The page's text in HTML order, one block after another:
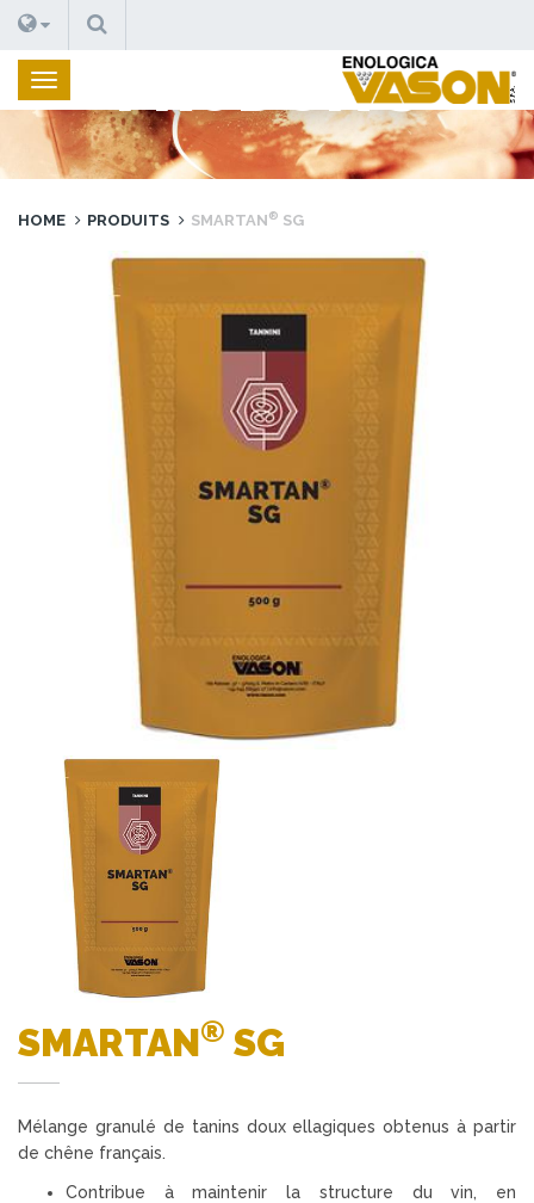
RECHERCHE
PRODUITS
HOME PRODUITS SMARTAN® SG
SMARTAN® SG
Mélange granulé de tanins doux ellagiques obtenus à partir
de chêne français.
Contribue à maintenir la structure du vin, en